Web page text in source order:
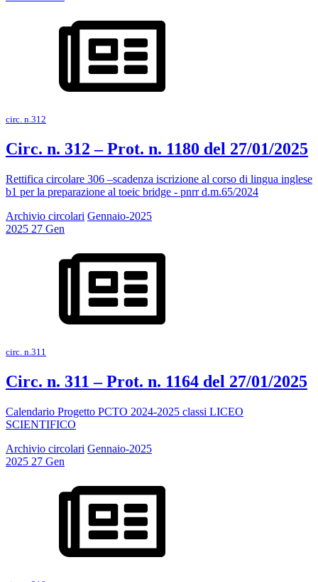
circ. n.312
Circ. n. 312 – Prot. n. 1180 del 27/01/2025
Rettifica circolare 306 –scadenza iscrizione al corso di lingua inglese
b1 per la preparazione al toeic bridge - pnrr d.m.65/2024
Archivio circolari Gennaio-2025
2025 27 Gen
circ. n.311
Circ. n. 311 – Prot. n. 1164 del 27/01/2025
Calendario Progetto PCTO 2024-2025 classi LICEO
SCIENTIFICO
Archivio circolari Gennaio-2025
2025 27 Gen